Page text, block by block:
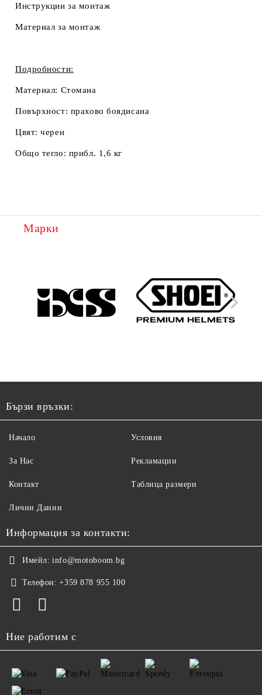
Инструкции за монтаж
Материал за монтаж
Подробности:
Материал: Стомана
Повърхност: прахово боядисана
Цвят:черен
Общо тегло: прибл. 1,6 кг
Марки
Бързи връзки:
Начало
За Нас
Контакт
Лични Данни
Условия
Рекламации
Таблица размери
Информация за контакти:
Имейл: info@motoboom.bg
Телефон: +359 878 955 100
Ние работим с